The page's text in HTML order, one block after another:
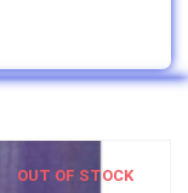
OUT OF STOCK